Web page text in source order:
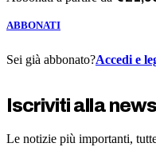
ABBONATI
Sei già abbonato?Accedi e
Iscriviti alla
Le notizie più importanti,